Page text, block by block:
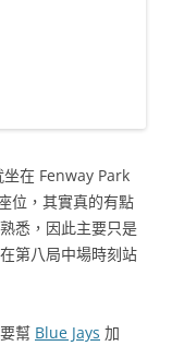
在 Fenway Park
位，其實真的有點
悉，因此主要只是
第八局中場時刻站
幫 Blue Jays 加